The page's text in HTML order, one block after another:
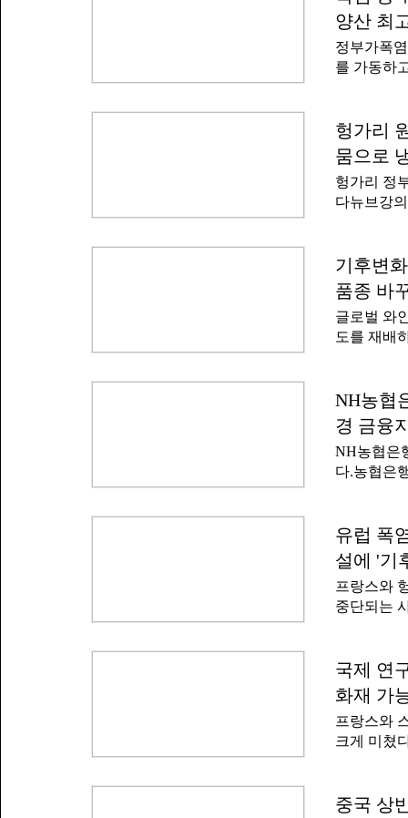
확을 시작
물 및 종
으로 지난
험했다
자력 발전
소했을 것
지한 것은
전량
년에는
일본의 원
다. 2025
양산 최
정부가폭
를 가동하
발령한 데
년 8월에
지부, 농림
응해 수행
황을 점검
지 않도록
폭염으로
부는 전력
을 살펴 가
헝가리
뭄으로
헝가리 정
다뉴브강
했다.중부
지인 다뉴
기 어려워
원자로 가
음으로 완
사를 비롯
수급 상황
했다.헝가
단하고
기후변
품종 바
글로벌 와
도를 재배
고 있다.2
의 와인 업
인 전문지
이너리들
환하는 흐
보르도의
로를 주력
악셀 하인
며 고온 환
NH농협
경 금융
NH농협은
다.농협은
하기 위해
지만 조달
이 있다.농
년 만이다.
하는 1년
보전 지원
금을 확보
활용한다
녹색채권
유럽 폭
설에 '기
프랑스와
중단되는
이 과정에
를 안게 됐
합하면 헝
의 일부 원
공급하는
화에 영향
국제 연
화재 가
프랑스와
크게 미쳤
기상특성
중국 상